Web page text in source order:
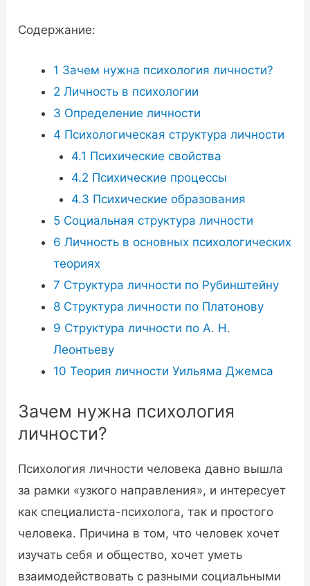
Содержание:
1 Зачем нужна психология личности?
2 Личность в психологии
3 Определение личности
4 Психологическая структура личности
4.1 Психические свойства
4.2 Психические процессы
4.3 Психические образования
5 Социальная структура личности
6 Личность в основных психологических
теориях
7 Структура личности по Рубинштейну
8 Структура личности по Платонову
9 Структура личности по А. Н.
Леонтьеву
10 Теория личности Уильяма Джемса
Зачем нужна психология
личности?
Психология личности человека давно вышла
за рамки «узкого направления», и интересует
как специалиста-психолога, так и простого
человека. Причина в том, что человек хочет
изучать себя и общество, хочет уметь
взаимодействовать с разными социальными